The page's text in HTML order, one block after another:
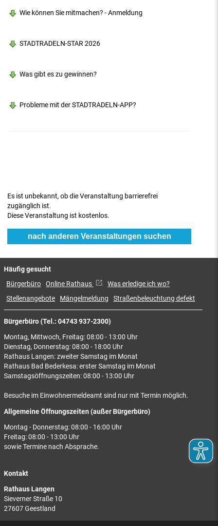
Wie können Sie mitmachen? - Anmeldung
STADTRADELN-STAR 2026
Was gibt es zu gewinnen?
Probleme mit der STADTRADELN-APP?
Es ist unbekannt, ob die Veranstaltung barrierefrei
zugänglich ist.
Diese Veranstaltung ist kostenlos.
nach anderen Veranstaltungen suchen
Bürgerbüro (Tel.: 04743 937-2300)
Montag, Mittwoch, Freitag: 08:00 - 13:00 Uhr
Dienstag, Donnerstag: 08:00 - 18:00 Uhr
Rathaus Langen: zweiter Samstag im Monat
Rathaus Bad Bederkesa: erster Samstag im Monat
Samstagsöffnungszeiten: 08:00 - 13:00 Uhr
Besuche im Einwohnermeldeamt sind nur mit Termin möglich.
Allgemeine Öffnungszeiten (außer Bürgerbüro)
Montag - Donnerstag: 08:00 - 16:00 Uhr
Freitag: 08:00 - 13:00 Uhr
sowie Termine nach Absprache.
Kontakt
Rathaus Langen
Sieverner Straße 10
27607 Geestland
Häufig gesucht
Bürgerbüro Online Rathaus
Was erledige ich wo?
Stellenangebote
Mängelmeldung Straßenbeleuchtung defekt